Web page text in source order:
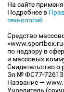
На сайте
Подробнее в
технологий
Средство
по надзору в
и массовых
Свидетельство о
Эл № ФС77-72613
Название —
Учредитель